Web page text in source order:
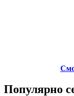
Популярно